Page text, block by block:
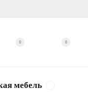
0 0
мебель